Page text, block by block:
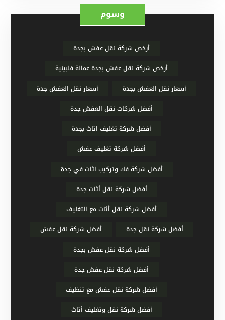
وسوم
أرخص شركة نقل عفش بجدة
أرخص شركة نقل عفش بجدة عمالة فلبينية
أسعار نقل العفش بجدة
أسعار نقل العفش جدة
أفضل شركات نقل العفش جدة
أفضل شركة تغليف اثاث بجدة
أفضل شركة تغليف عفش
أفضل شركة فك وتركيب اثاث في جدة
أفضل شركة نقل أثاث جدة
أفضل شركة نقل أثاث مع التغليف
أفضل شركة نقل جدة
أفضل شركة نقل عفش
أفضل شركة نقل عفش بجدة
أفضل شركة نقل عفش جدة
أفضل شركة نقل عفش مع تنظيف
أفضل شركة نقل وتغليف أثاث